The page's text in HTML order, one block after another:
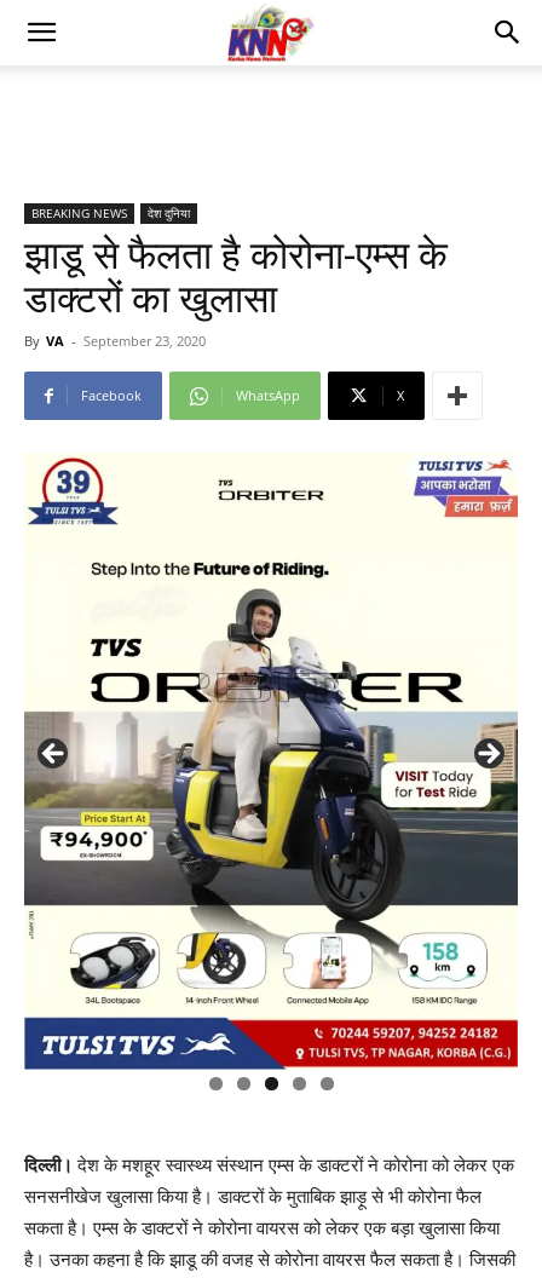
BREAKING NEWS देश दुनिया
झाडू से फैलता है कोरोना-एम्स के
डाक्टरों का खुलासा
By VA - September 23, 2020
Facebook WhatsApp X
दिल्ली। देश के मशहूर स्वास्थ्य संस्थान एम्स के डाक्टरों ने कोरोना को लेकर एक
सनसनीखेज खुलासा किया है। डाक्टरों के मुताबिक झाड़ू से भी कोरोना फैल
सकता है। एम्स के डाक्टरों ने कोरोना वायरस को लेकर एक बड़ा खुलासा किया
है। उनका कहना है कि झाडू की वजह से कोरोना वायरस फैल सकता है। जिसकी